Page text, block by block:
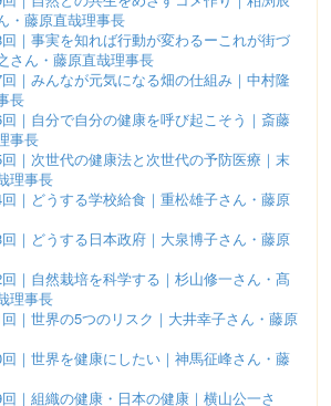
・藤原直哉理事長
｜事実を知れば行動が変わるーこれが街づ
さん・藤原直哉理事長
｜みんなが元気になる畑の仕組み｜中村隆
長
｜自分で自分の健康を呼び起こそう｜斎藤
事長
｜次世代の健康法と次世代の予防医療｜末
理事長
｜どうする学校給食｜重松雄子さん・藤原
｜どうする日本政府｜大泉博子さん・藤原
｜自然栽培を科学する｜杉山修一さん・髙
理事長
｜世界の5つのリスク｜大井幸子さん・藤原
｜世界を健康にしたい｜神馬征峰さん・藤
｜組織の健康・日本の健康｜横山公一さ